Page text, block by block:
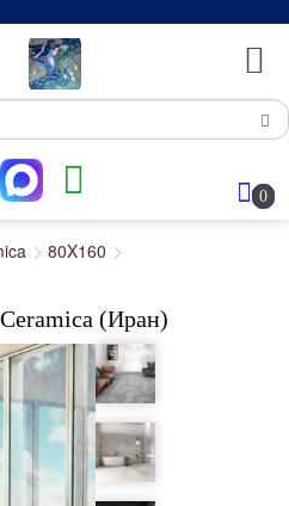
0
80X160
(Иран)